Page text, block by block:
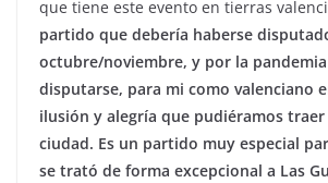
que tiene este evento en tierras
partido que debería haberse
octubre/noviembre, y por la
disputarse, para mi como valenciano
ilusión y alegría que pudiéramos
ciudad. Es un partido muy especial
se trató de forma excepcional a Las